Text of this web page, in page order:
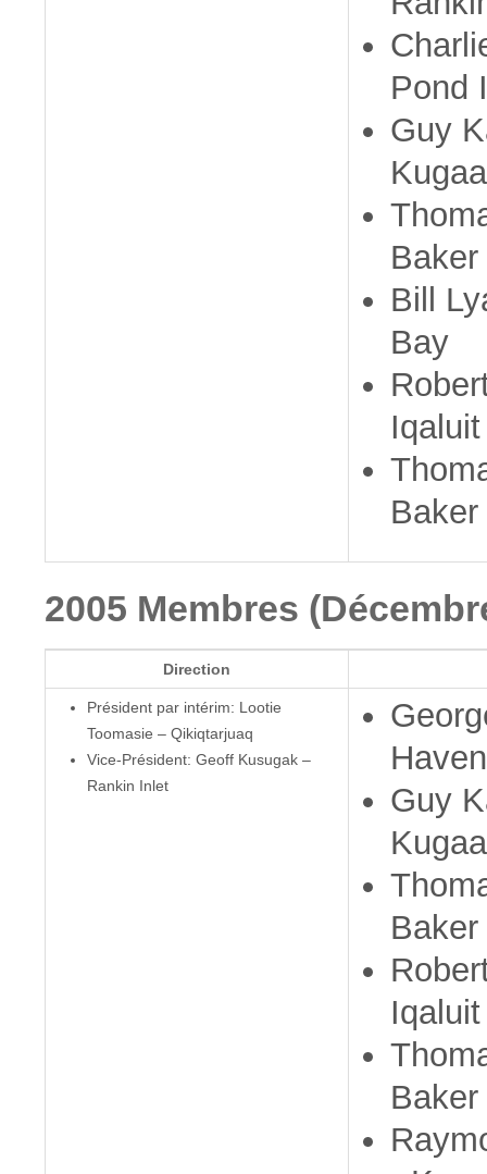
Pond
Guy
Bill
Bay
Iqaluit
2005 Membres
Direction
Président par intérim: Lootie
Toomasie – Qikiqtarjuaq
Vice-Président: Geoff Kusugak –
Rankin Inlet
Haven
Guy
Iqaluit